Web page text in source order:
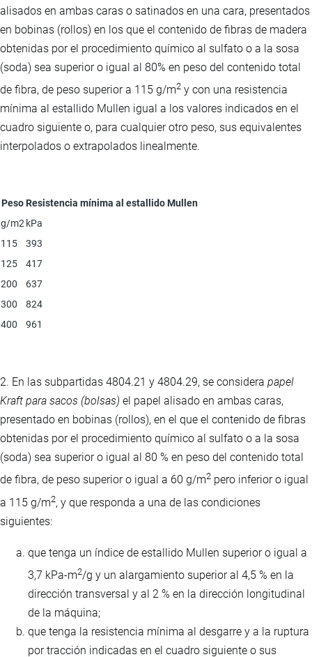
alisados en ambas caras o satinados en una cara, presentados
en bobinas (rollos) en los que el contenido de fibras de madera
obtenidas por el procedimiento químico al sulfato o a la sosa
(soda) sea superior o igual al 80% en peso del contenido total
de fibra, de peso superior a 115 g/m2 y con una resistencia
mínima al estallido Mullen igual a los valores indicados en el
cuadro siguiente o, para cualquier otro peso, sus equivalentes
interpolados o extrapolados linealmente.
PesoResistencia mínima al estallido Mullen
g/m2 kPa
115
393
125
417
200
637
300
824
400
961
2. En las subpartidas 4804.21 y 4804.29, se considera papel
Kraft para sacos (bolsas) el papel alisado en ambas caras,
presentado en bobinas (rollos), en el que el contenido de fibras
obtenidas por el procedimiento químico al sulfato o a la sosa
(soda) sea superior o igual al 80 % en peso del contenido total
de fibra, de peso superior o igual a 60 g/m2 pero inferior o igual
a 115 g/m2, y que responda a una de las condiciones
siguientes:
que tenga un índice de estallido Mullen superior o igual a
3,7 kPa-m2/g y un alargamiento superior al 4,5 % en la
dirección transversal y al 2 % en la dirección longitudinal
de la máquina;
que tenga la resistencia mínima al desgarre y a la ruptura
por tracción indicadas en el cuadro siguiente o sus